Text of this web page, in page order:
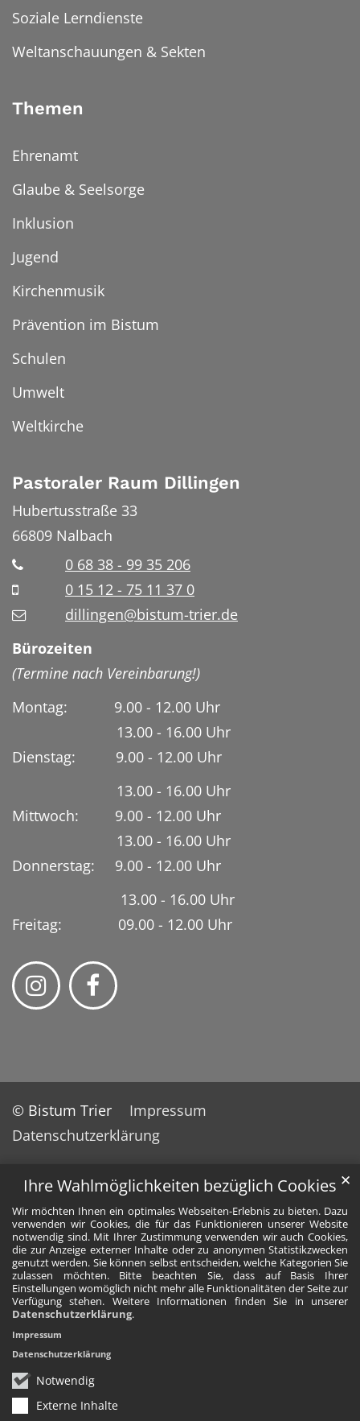
Ihre Wahlmöglichkeiten bezüglich Cookies
Wir möchten Ihnen ein optimales Webseiten-Erlebnis zu bieten. Dazu
verwenden wir Cookies, die für das Funktionieren unserer Website
notwendig sind. Mit Ihrer Zustimmung verwenden wir auch Cookies,
die zur Anzeige externer Inhalte oder zu anonymen Statistikzwecken
genutzt werden. Sie können selbst entscheiden, welche Kategorien Sie
zulassen möchten. Bitte beachten Sie, dass auf Basis Ihrer
Einstellungen womöglich nicht mehr alle Funktionalitäten der Seite zur
Verfügung stehen. Weitere Informationen finden Sie in unserer
Datenschutzerklärung.
Notwendig
Externe Inhalte
✕
Impressum
Datenschutzerklärung
Soziale Lerndienste
Weltanschauungen & Sekten
Themen
Ehrenamt
Glaube & Seelsorge
Inklusion
Jugend
Kirchenmusik
Prävention im Bistum
Schulen
Umwelt
Weltkirche
Pastoraler Raum Dillingen
Hubertusstraße 33
66809 Nalbach
0 68 38 - 99 35 206
0 15 12 - 75 11 37 0
dillingen@bistum-trier.de
Bürozeiten
(Termine nach Vereinbarung!)
Montag: 9.00 - 12.00 Uhr
13.00 - 16.00 Uhr
Dienstag:
9.00 - 12.00 Uhr
13.00 - 16.00 Uhr
Mittwoch: 9.00 - 12.00 Uhr
13.00 - 16.00 Uhr
Donnerstag: 9.00 - 12.00 Uhr
13.00 - 16.00 Uhr
Freitag: 09.00 - 12.00 Uhr
© Bistum Trier
Impressum
Datenschutzerklärung